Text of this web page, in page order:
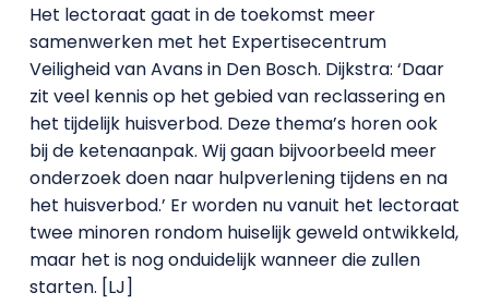
Het lectoraat gaat in de toekomst meer
samenwerken met het Expertisecentrum
Veiligheid van Avans in Den Bosch. Dijkstra: ‘Daar
zit veel kennis op het gebied van reclassering en
het tijdelijk huisverbod. Deze thema’s horen ook
bij de ketenaanpak. Wij gaan bijvoorbeeld meer
onderzoek doen naar hulpverlening tijdens en na
het huisverbod.’ Er worden nu vanuit het lectoraat
twee minoren rondom huiselijk geweld ontwikkeld,
maar het is nog onduidelijk wanneer die zullen
starten. [LJ]